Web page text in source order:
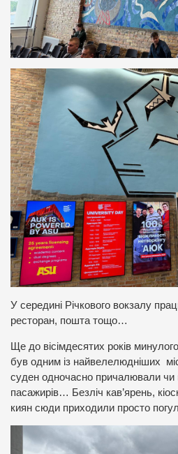
У середині Річкового вокзалу
ресторан, пошта тощо…
Ще до вісімдесятих років
був одним із найвелелюдніших
суден одночасно причалювали
пасажирів… Безліч кав’ярень,
киян сюди приходили просто